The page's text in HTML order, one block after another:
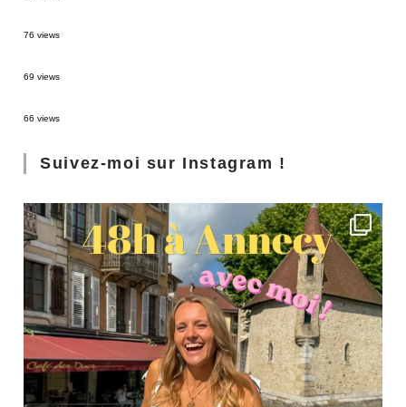
76 views
69 views
66 views
Suivez-moi sur Instagram !